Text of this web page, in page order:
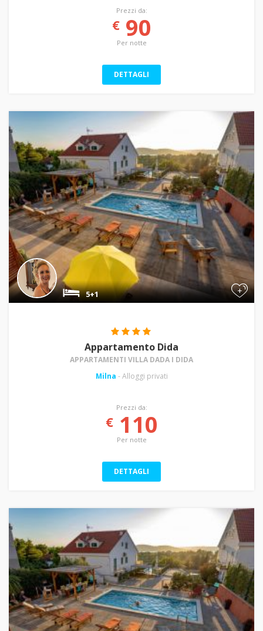
Prezzi da:
€90
Per notte
DETTAGLI
+
5+1
Appartamento Dida
APPARTAMENTI VILLA DADA I DIDA
Milna - Alloggi privati
Prezzi da:
€110
Per notte
DETTAGLI